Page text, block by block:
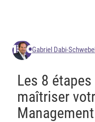
Gabriel Dabi-
Les 8
maîtriser
Management